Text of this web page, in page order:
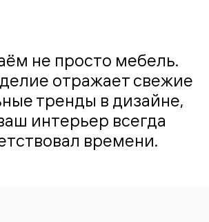
не просто мебель.
отражает свежие
тренды в дизайне,
интерьер всегда
времени.